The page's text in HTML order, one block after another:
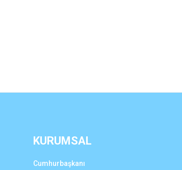
KURUMSAL
Cumhurbaşkanı